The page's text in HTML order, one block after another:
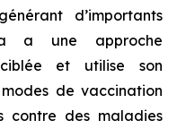
d’importants
a une approche
et utilise son
de vaccination
contre des maladies